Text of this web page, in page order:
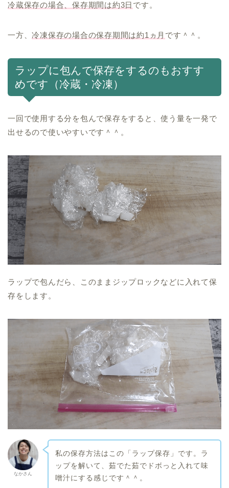
冷蔵保存の場合、保存期間は約3日 です。
一方、冷凍保存の場合の保存期間は約1ヵ月 です＾＾。
ラップに包んで保存をするのもおすす
めです（冷蔵・冷凍）
一回で使用する分を包んで保存をすると、使う量を一発で
出せるので使いやすいです＾＾。
ラップで包んだら、このままジップロックなどに入れて保
存をします。
なかさん
私の保存方法はこの「ラップ保存」です。ラ
ップを解いて、茹でた茹でドボっと入れて味
噌汁にする感じです＾＾。